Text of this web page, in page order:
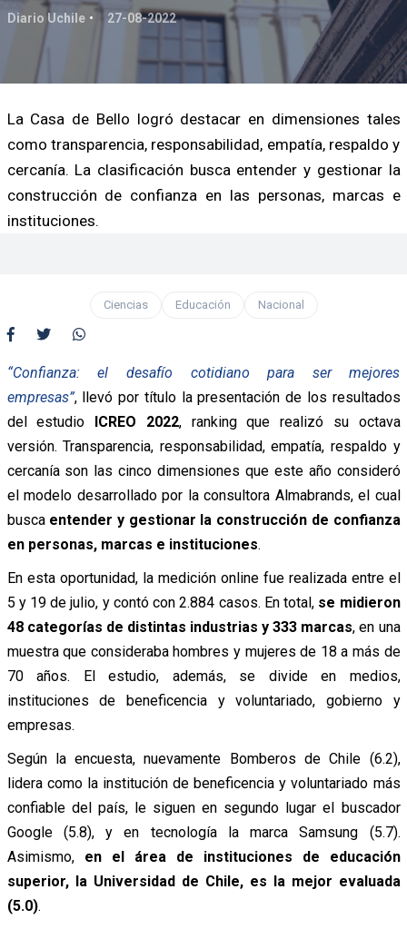
Diario Uchile 27-08-2022
La Casa de Bello logró destacar en dimensiones tales
como transparencia, responsabilidad, empatía, respaldo y
cercanía. La clasificación busca entender y gestionar la
construcción de confianza en las personas, marcas e
instituciones.
Ciencias Educación Nacional
“Confianza: el desafío cotidiano para ser mejores
empresas”, llevó por título la presentación de los resultados
del estudio ICREO 2022, ranking que realizó su octava
versión. Transparencia, responsabilidad, empatía, respaldo y
cercanía son las cinco dimensiones que este año consideró
el modelo desarrollado por la consultora Almabrands, el cual
buscaentender y gestionar la construcción de confianza
en personas, marcas e instituciones.
En esta oportunidad, la medición online fue realizada entre el
5 y 19 de julio, y contó con 2.884 casos. En total, se midieron
48 categorías de distintas industrias y 333 marcas, en una
muestra que consideraba hombres y mujeres de 18 a más de
70 años. El estudio, además, se divide en medios,
instituciones de beneficencia y voluntariado, gobierno y
empresas.
Según la encuesta, nuevamente Bomberos de Chile (6.2),
lidera como la institución de beneficencia y voluntariado más
confiable del país, le siguen en segundo lugar el buscador
Google (5.8), y en tecnología la marca Samsung (5.7).
Asimismo, en el área de instituciones de educación
superior, la Universidad de Chile, es la mejor evaluada
(5.0).